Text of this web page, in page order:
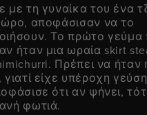
με τη γυναίκα του ένα
αποφάσισαν να το
Το πρώτο γεύμα
ήταν μια ωραία skirt
Πρέπει να ήταν
γιατί είχε υπέροχη
ότι αν ψήνει,
φωτιά.